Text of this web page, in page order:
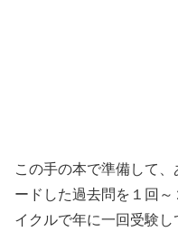
この手の本で準備して
ードした過去問を１回
イクルで年に一回受験し